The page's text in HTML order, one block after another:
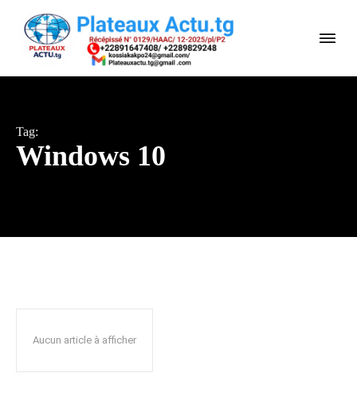
Tag:
Windows 10
Aucun article à afficher